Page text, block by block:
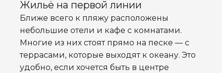
Жильё на первой линии
Ближе всего к пляжу расположены
небольшие отели и кафе с комнатами.
Многие из них стоят прямо на песке — с
террасами, которые выходят к океану. Это
удобно, если хочется быть в центре